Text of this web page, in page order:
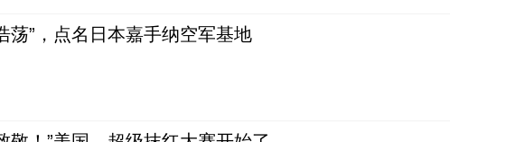
荡”，点名日本嘉手纳空军基地